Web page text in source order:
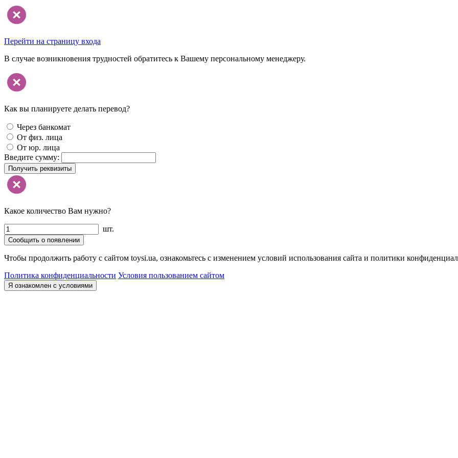
Перейти на страницу входа
В случае возникновения трудностей обратитесь к Вашему персональному менеджеру.
Как вы планируете делать перевод?
Через банкомат
От физ. лица
От юр. лица
Введите сумму:
Получить реквизиты
Какое количество Вам нужно?
шт.
Сообщить о появлении
Чтобы продолжить работу с сайтом toysi.ua, ознакомьтесь с изменением условий использования сайта и политики
Политика конфиденциальности Условия пользованием сайтом
Я ознакомлен с условиями